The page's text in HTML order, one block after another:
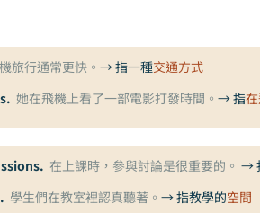
旅行通常更快。 → 指一種交通方式
她在飛機上看了一部電影打發時間。 → 指
在上課時，參與討論是很重要的。 →
. 學生們在教室裡認真聽著。 → 指教學的空間